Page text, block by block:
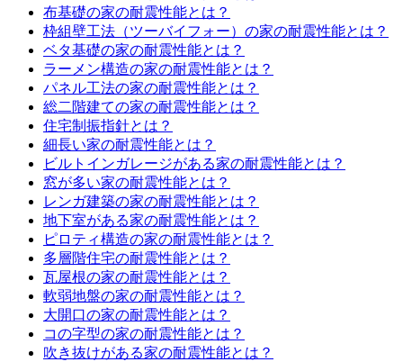
布基礎の家の耐震性能とは？
枠組壁工法（ツーバイフォー）の家の耐震性能とは？
ベタ基礎の家の耐震性能とは？
ラーメン構造の家の耐震性能とは？
パネル工法の家の耐震性能とは？
総二階建ての家の耐震性能とは？
住宅制振指針とは？
細長い家の耐震性能とは？
ビルトインガレージがある家の耐震性能とは？
窓が多い家の耐震性能とは？
レンガ建築の家の耐震性能とは？
地下室がある家の耐震性能とは？
ピロティ構造の家の耐震性能とは？
多層階住宅の耐震性能とは？
瓦屋根の家の耐震性能とは？
軟弱地盤の家の耐震性能とは？
大開口の家の耐震性能とは？
コの字型の家の耐震性能とは？
吹き抜けがある家の耐震性能とは？